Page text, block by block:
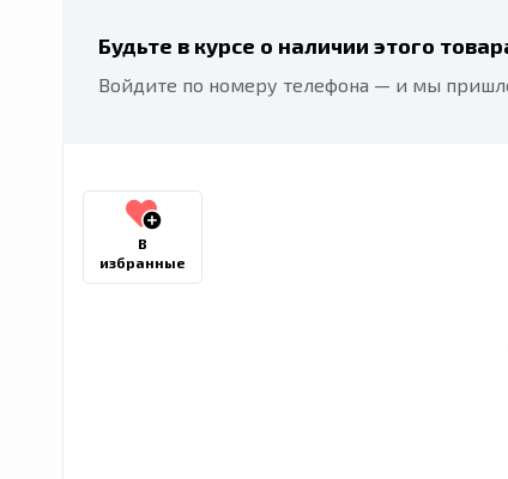
Будьте в курсе о наличии этого
Войдите по номеру телефона — и мы
В
избранные